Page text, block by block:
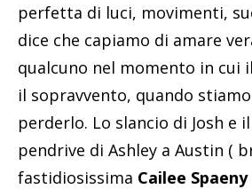
perfetta di luci, movimenti,
dice che capiamo di amare
qualcuno nel momento in cui
il sopravvento, quando
perderlo. Lo slancio di Josh e
pendrive di Ashley a Austin (
fastidiosissima Cailee Spaeny